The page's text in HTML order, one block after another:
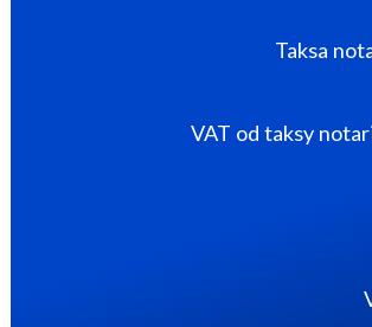
Taksa
VAT od taksy